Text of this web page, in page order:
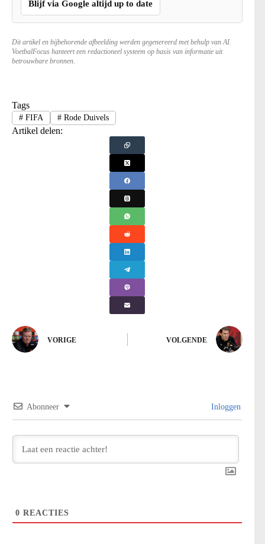
Blijf via Google altijd up to date
Dit artikel en bijbehorende afbeelding werden gegenereerd met behulp van AI.
VoetbalFocus hanteert een redactioneel systeem op basis van informatie uit
betrouwbare bronnen.
Tags
#FIFA #Rode Duivels
Artikel delen:
VORIGE VOLGENDE
Abonneer Inloggen
0 REACTIES